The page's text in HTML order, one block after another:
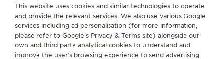
THE PRECISION PIONEER
VER TODOS OS EVENTOS
SOBRE NÓS
SERVIÇOS
This website uses cookies and similar technologies to operate
and provide the relevant services. We also use various Google
services including ad personalisation (for more information,
please refer to Google's Privacy & Terms site) alongside our
own and third party analytical cookies to understand and
improve the user’s browsing experience to send advertising